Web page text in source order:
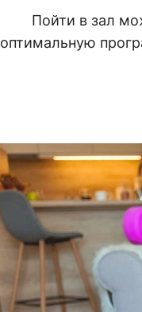
Пойти в зал
оптимальную